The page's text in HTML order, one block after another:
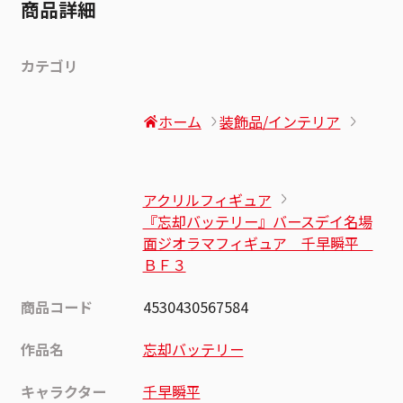
商品詳細
カテゴリ
ホーム 装飾品/インテリア
アクリルフィギュア
『忘却バッテリー』バースデイ名場
面ジオラマフィギュア 千早瞬平
ＢＦ３
商品コード
4530430567584
作品名
忘却バッテリー
キャラクター
千早瞬平